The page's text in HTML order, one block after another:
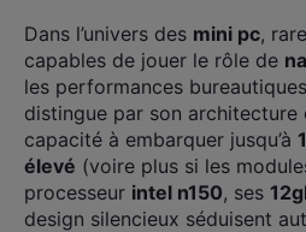
Dans l’univers des mini pc,
capables de jouer le rôle de
les performances
distingue par son architecture
capacité à embarquer jusqu’à
élevé (voire plus si les
processeur intel n150, ses
design silencieux séduisent